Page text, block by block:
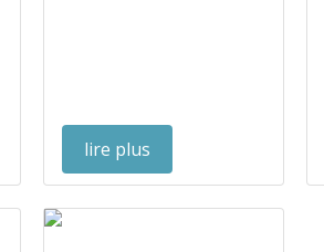
lire plus